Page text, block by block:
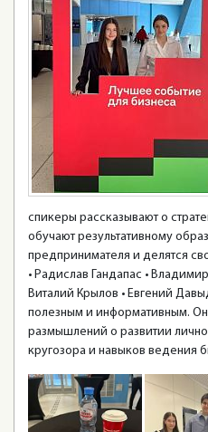
спикеры рассказывают о
обучают результативному
предпринимателя и делятся
• Радислав Гандапас •
Виталий Крылов • Евгений
полезным и информативным.
размышлений о развитии
кругозора и навыков ведения